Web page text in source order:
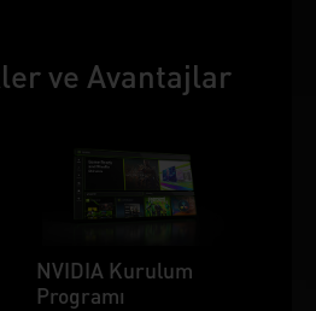
ve Avantajlar
NVIDIA Kurulum
Programı